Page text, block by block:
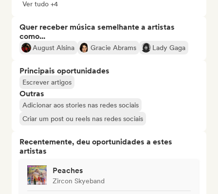
Ver tudo +4
Quer receber música semelhante a artistas
como...
August Alsina Gracie Abrams Lady Gaga
Principais oportunidades
Escrever artigos
Outras
Adicionar aos stories nas redes sociais
Criar um post ou reels nas redes sociais
Recentemente, deu oportunidades a estes
artistas
Peaches
Zircon Skyeband